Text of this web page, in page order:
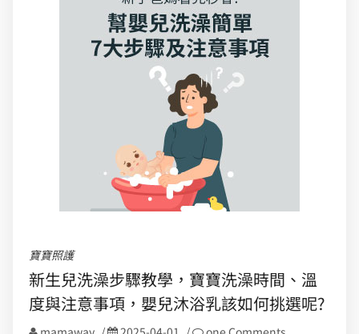
寶寶照護
新生兒洗澡步驟教學，寶寶洗澡時間、溫
度與注意事項，嬰兒沐浴乳該如何挑選呢?